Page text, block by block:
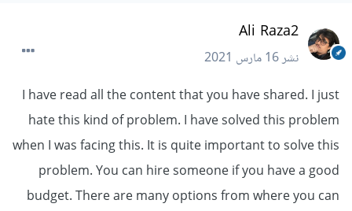
Ali Raza2
نشر16 مارس 2021
I have read all the content that you have shared. I just
hate this kind of problem. I have solved this problem
when I was facing this. It is quite important to solve this
problem. You can hire someone if you have a good
budget. There are many options from where you can